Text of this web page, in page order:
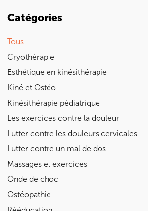
Catégories
Tous
Cryothérapie
Esthétique en kinésithérapie
Kiné et Ostéo
Kinésithérapie pédiatrique
Les exercices contre la douleur
Lutter contre les douleurs cervicales
Lutter contre un mal de dos
Massages et exercices
Onde de choc
Ostéopathie